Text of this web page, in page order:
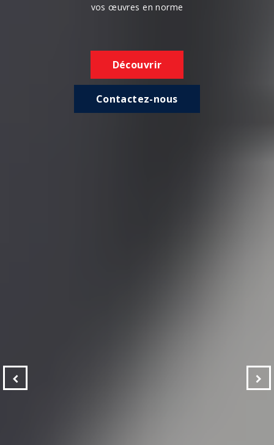
vos œuvres en norme
Découvrir
Contactez-nous